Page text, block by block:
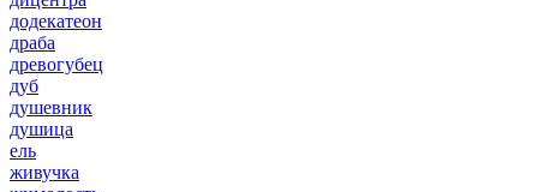
додекатеон
драба
древогубец
дуб
душевник
душица
ель
живучка